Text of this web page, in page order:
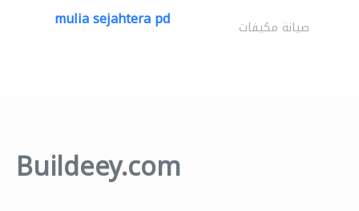
mulia sejahtera pd صيانة مكيفات
Buildeey.com